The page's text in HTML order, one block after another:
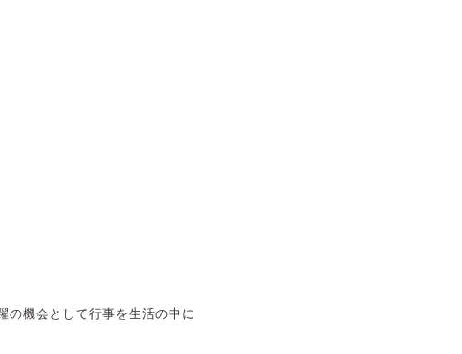
の機会として行事を生活の中に